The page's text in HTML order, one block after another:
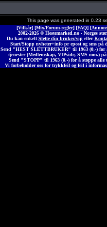
This page was generated in 0.23
[Vilkår] [Mix/Forum-regler] [FAQ] [
2002-2026 © Hestemarked.no - Norges
Du kan enkelt Slette din bruker/vip eller
Start/Stopp nyheter+info pr epost og sms på
Send "HEST SLETTBRUKER" til 1963 (0,-) for
tjenester (Medlemskap, VIPside, SMS mm.)
Send "STOPP" til 1963 (0,-) for å stoppe alle
Vi forbeholder oss for trykkfeil og feil i